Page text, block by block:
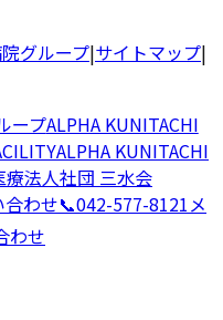
グループ|サイトマップ|
ープALPHA KUNITACHI
ALPHA KUNITACHI
療法人社団 三水会
わせ📞042-577-8121メ
わせ